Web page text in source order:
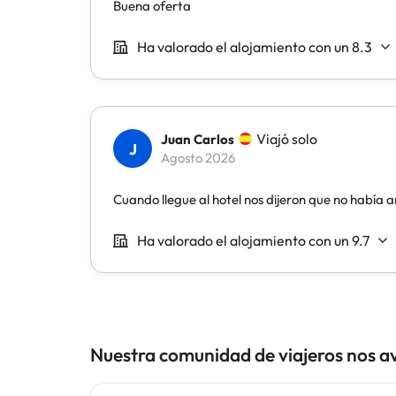
Nuestra comunidad de viajeros nos